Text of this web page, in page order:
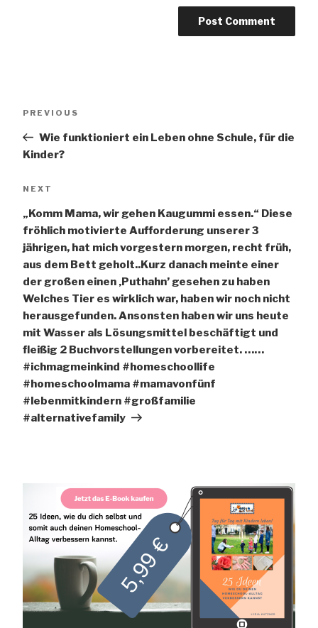
Previous
PREVIOUS
Wie funktioniert ein Leben ohne Schule, für die
Kinder?
Next
NEXT
„Komm Mama, wir gehen Kaugummi essen.“ Diese
fröhlich motivierte Aufforderung unserer 3
jährigen, hat mich vorgestern morgen, recht früh,
aus dem Bett geholt..Kurz danach meinte einer
der großen einen ‚Puthahn’ gesehen zu haben
Welches Tier es wirklich war, haben wir noch nicht
herausgefunden. Ansonsten haben wir uns heute
mit Wasser als Lösungsmittel beschäftigt und
fleißig 2 Buchvorstellungen vorbereitet. ……
#ichmagmeinkind #homeschoollife
#homeschoolmama #mamavonfünf
#lebenmitkindern #großfamilie
#alternativefamily